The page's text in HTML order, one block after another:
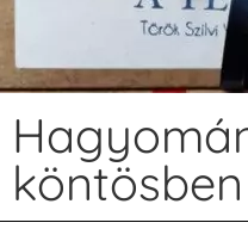
köntösben